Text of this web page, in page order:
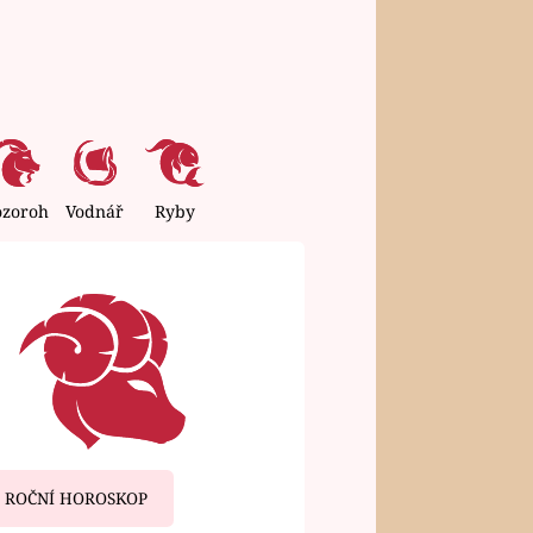
Vodnář Ryby
ROČNÍ HOROSKOP